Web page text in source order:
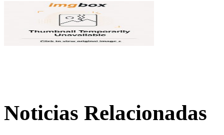
Noticias Relacionadas